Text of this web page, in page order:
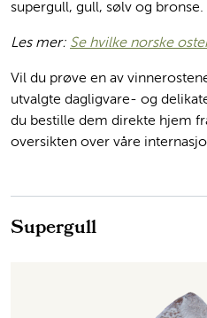
supergull, gull, sølv og bronse.
Les mer: Se hvilke norske
Vil du prøve en av
utvalgte dagligvare- og
du bestille dem direkte hjem
oversikten over våre
Supergull